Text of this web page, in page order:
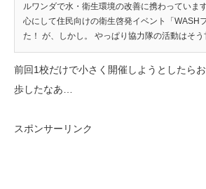
ルワンダで水・衛生環境の改善に携わっていま
心にして住民向けの衛生啓発イベント「WASH
た！ が、しかし。 やっぱり協力隊の活動はそう
前回1校だけで小さく開催しようとしたら
歩したなあ…
スポンサーリンク